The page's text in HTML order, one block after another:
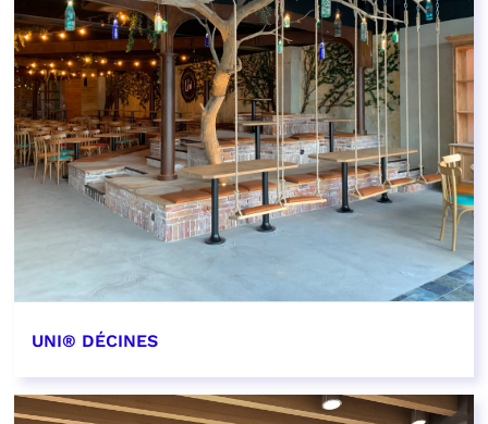
UNI® DÉCINES
EN SAVOIR PLUS